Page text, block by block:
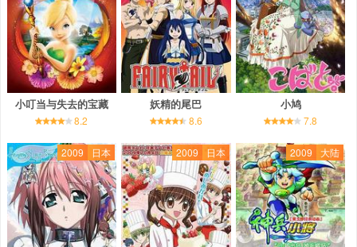
小叮当与失去的宝藏
8.2
妖精的尾巴
8.6
小鸠
7.8
2009 日本 2009 日本 2009 大陆